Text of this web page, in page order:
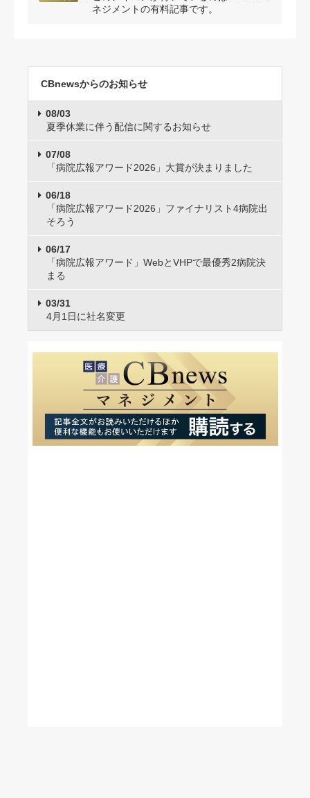
ネジメントの有料記事です。
CBnewsからのお知らせ
08/03
夏季休業に伴う配信に関するお知らせ
07/08
「病院広報アワード2026」大賞が決まりました
06/18
「病院広報アワード2026」ファイナリスト4病院出
そろう
06/17
「病院広報アワード」WebとVHPで最優秀2病院決
まる
03/31
4月1日に社名変更